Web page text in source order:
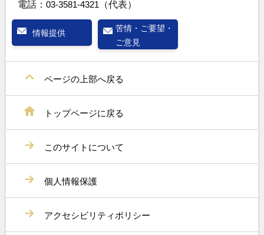
電話： 03-3581-4321 （代表）
情報提供
苦情・ご要望・
ご意見
ページの上部へ戻る
トップページに戻る
このサイトについて
個人情報保護
アクセシビリティポリシー